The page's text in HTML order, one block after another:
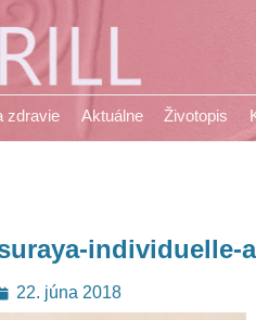
zdravie Aktuálne Životopis
individuelle-
22. júna 2018